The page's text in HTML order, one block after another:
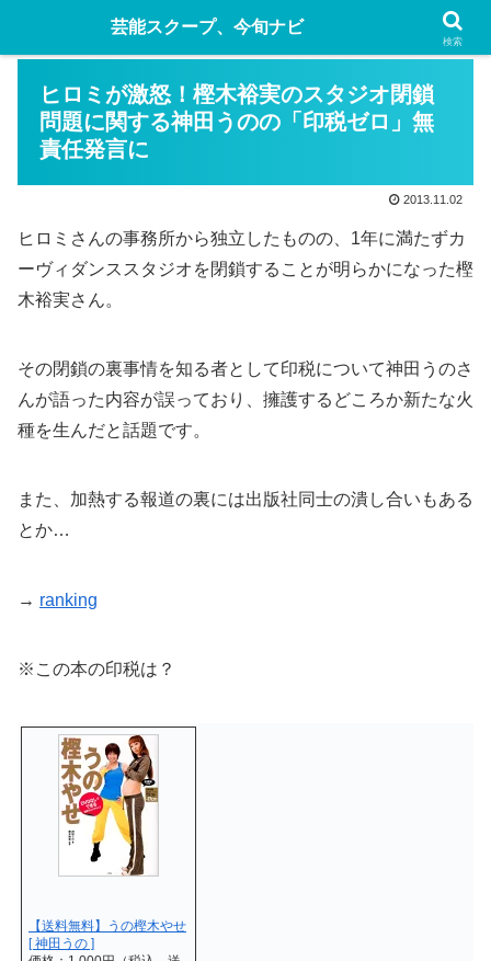
ヒロミが激怒！樫木裕実のスタジオ閉鎖
問題に関する神田うのの「印税ゼロ」無
責任発言に
2013.11.02
ヒロミさんの事務所から独立したものの、1年に満たずカ
ーヴィダンススタジオを閉鎖することが明らかになった樫
木裕実さん。
その閉鎖の裏事情を知る者として印税について神田うのさ
んが語った内容が誤っており、擁護するどころか新たな火
種を生んだと話題です。
また、加熱する報道の裏には出版社同士の潰し合いもある
とか…
→ ranking
※この本の印税は？
【送料無料】うの樫木やせ
[ 神田うの ]
芸能スクープ、今旬ナビ
検索